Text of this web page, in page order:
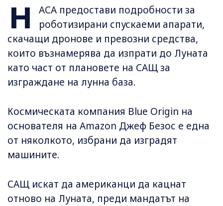
Н
АСА предостави подробности за
роботизирани спускаеми апарати,
скачащи дронове и превозни средства,
които възнамерява да изпрати до Луната
като част от плановете на САЩ за
изграждане на лунна база.
Космическата компания Blue Origin на
основателя на Amazon Джеф Безос е една
от няколкото, избрани да изградят
машините.
САЩ искат да американци да кацнат
отново на Луната, преди мандатът на